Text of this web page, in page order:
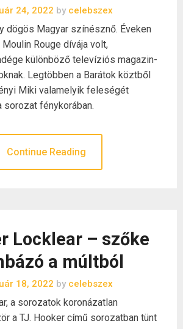
24, 2022 by celebszex
dögös Magyar színésznő. Éveken
Rouge dívája volt,
különböző televíziós magazin-
Legtöbben a Barátok köztből
Miki valamelyik feleségét
sorozat fénykorában.
Continue Reading
Locklear – szőke
a múltból
18, 2022 by celebszex
a sorozatok koronázatlan
a TJ. Hooker című sorozatban tünt